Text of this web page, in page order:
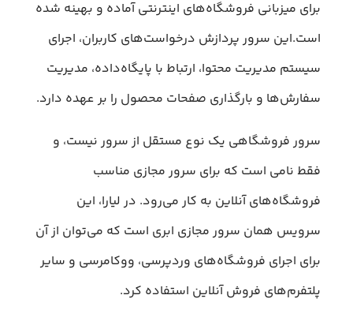
برای میزبانی فروشگاه‌های اینترنتی آماده و بهینه‌ شده
است.این سرور پردازش درخواست‌های کاربران، اجرای
سیستم مدیریت محتوا، ارتباط با پایگاه‌داده، مدیریت
سفارش‌ها و بارگذاری صفحات محصول را بر عهده دارد.
سرور فروشگاهی یک نوع مستقل از سرور نیست، و
فقط نامی است که برای سرور مجازی مناسب
فروشگاه‌های آنلاین به کار می‌رود. در لیارا، این
سرویس همان سرور مجازی ابری است که می‌توان از آن
برای اجرای فروشگاه‌های وردپرسی، ووکامرسی و سایر
پلتفرم‌های فروش آنلاین استفاده کرد.